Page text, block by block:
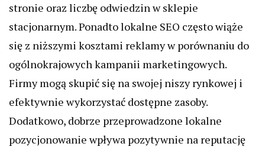
stronie oraz liczbę odwiedzin w sklepie
stacjonarnym. Ponadto lokalne SEO często wiąże
się z niższymi kosztami reklamy w porównaniu do
ogólnokrajowych kampanii marketingowych.
Firmy mogą skupić się na swojej niszy rynkowej i
efektywnie wykorzystać dostępne zasoby.
Dodatkowo, dobrze przeprowadzone lokalne
pozycjonowanie wpływa pozytywnie na reputację